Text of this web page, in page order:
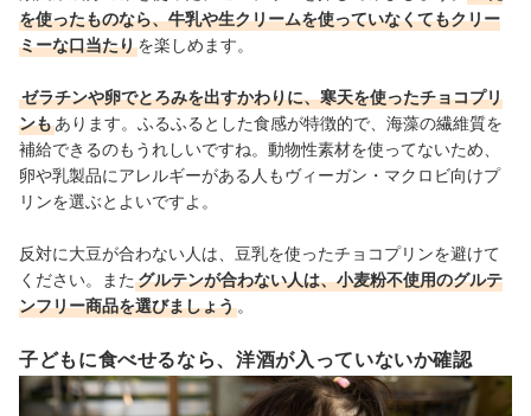
を使ったものなら、牛乳や生クリームを使っていなくてもクリー
ミーな口当たりを楽しめます。
ゼラチンや卵でとろみを出すかわりに、寒天を使ったチョコプリ
ンもあります。ふるふるとした食感が特徴的で、海藻の繊維質を
補給できるのもうれしいですね。 動物性素材を使ってないため、
卵や乳製品にアレルギーがある人もヴィーガン・マクロビ向けプ
リンを選ぶとよいですよ。
反対に大豆が合わない人は、豆乳を使ったチョコプリンを避けて
ください。また グルテンが合わない人は、小麦粉不使用のグルテ
ンフリー商品を選びましょう 。
子どもに食べせるなら、洋酒が入っていないか確認